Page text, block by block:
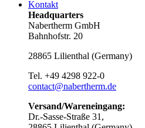
Kontakt
Headquarters
Nabertherm GmbH
Bahnhofstr. 20
28865 Lilienthal (Germany)
Tel. +49 4298 922-0
contact@nabertherm.de
Versand/Wareneingang:
Dr.-Sasse-Straße 31,